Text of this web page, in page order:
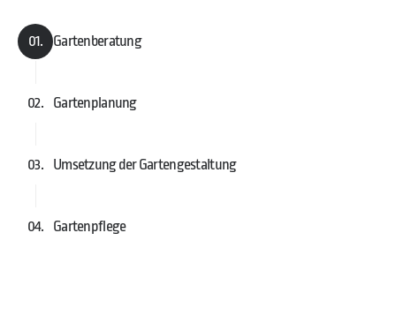
01. Gartenberatung
02. Gartenplanung
03. Umsetzung der Gartengestaltung
04. Gartenpflege